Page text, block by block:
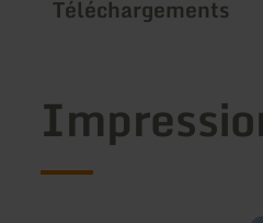
Téléchargements